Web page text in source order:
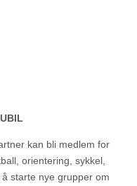
kan bli medlem for
orientering, sykkel,
starte nye grupper om